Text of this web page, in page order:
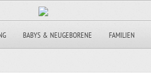
BABYS & NEUGEBORENE FAMILIEN